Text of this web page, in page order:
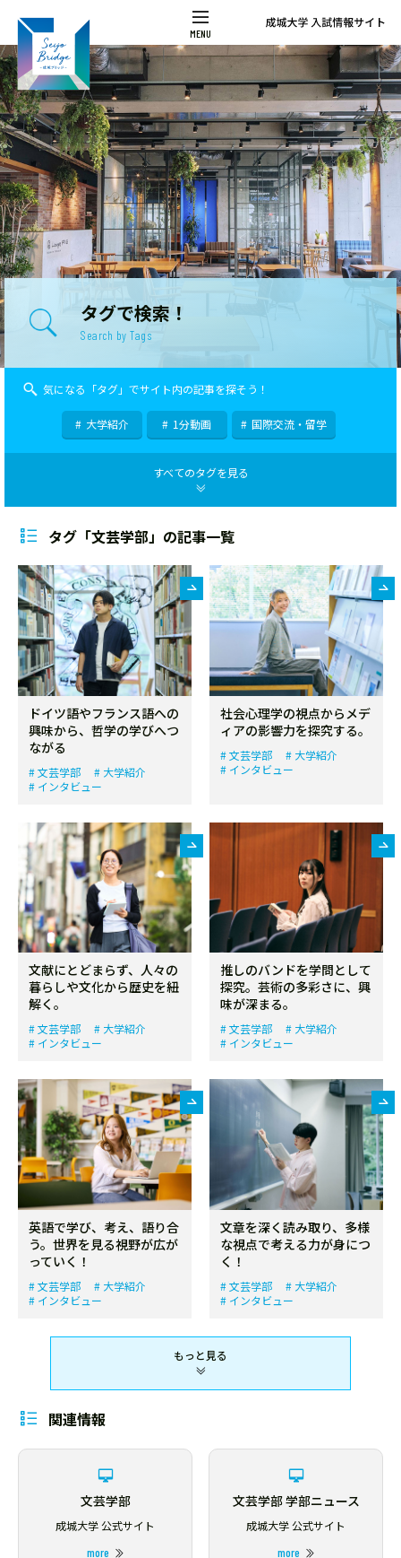
タグで検索！
Search by Tags
気になる「タグ」でサイト内の記事を探そう！
大学紹介 1分動画 国際交流・留学
タグ「文芸学部」の記事一覧
ドイツ語やフランス語への
興味から、哲学の学びへつ
ながる
文芸学部
大学紹介
インタビュー
社会心理学の視点からメデ
ィアの影響力を探究する。
文芸学部
大学紹介
インタビュー
文献にとどまらず、人々の
暮らしや文化から歴史を紐
解く。
文芸学部
大学紹介
インタビュー
推しのバンドを学問として
探究。芸術の多彩さに、興
味が深まる。
文芸学部
大学紹介
インタビュー
英語で学び、考え、語り合
う。世界を見る視野が広が
っていく！
文芸学部
大学紹介
インタビュー
文章を深く読み取り、多様
な視点で考える力が身につ
く！
文芸学部
大学紹介
インタビュー
もっと見る
関連情報
文芸学部
成城大学 公式サイト
more
文芸学部 学部ニュース
成城大学 公式サイト
more